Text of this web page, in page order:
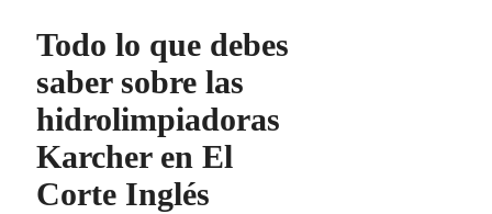
Todo lo que debes
saber sobre las
hidrolimpiadoras
Karcher en El
Corte Inglés